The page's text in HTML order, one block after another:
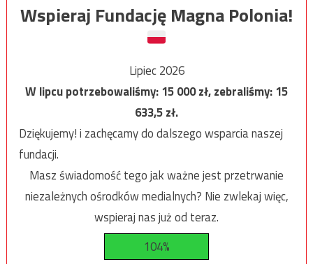
Wspieraj Fundację Magna Polonia!
Lipiec 2026
W lipcu potrzebowaliśmy:15 000zł, zebraliśmy:15
633,5zł.
Dziękujemy! i zachęcamy do dalszego wsparcia naszej
fundacji.
Masz świadomość tego jak ważne jest przetrwanie
niezależnych ośrodków medialnych? Nie zwlekaj więc,
wspieraj nas już od teraz.
104%